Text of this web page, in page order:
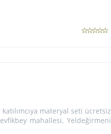
materyal seti ücretsiz
mahallesi, Yeldeğirmeni